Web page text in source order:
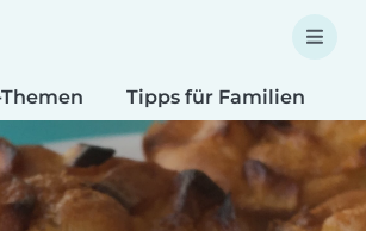
Tipps für Familien